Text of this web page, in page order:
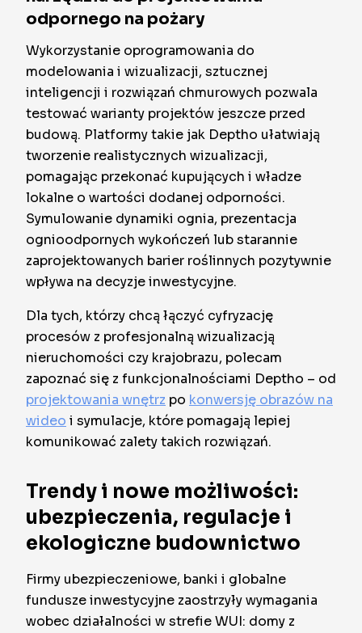
odpornego na pożary
Wykorzystanie oprogramowania do
modelowania i wizualizacji, sztucznej
inteligencji i rozwiązań chmurowych pozwala
testować warianty projektów jeszcze przed
budową. Platformy takie jak Deptho ułatwiają
tworzenie realistycznych wizualizacji,
pomagając przekonać kupujących i władze
lokalne o wartości dodanej odporności.
Symulowanie dynamiki ognia, prezentacja
ognioodpornych wykończeń lub starannie
zaprojektowanych barier roślinnych pozytywnie
wpływa na decyzje inwestycyjne.
Dla tych, którzy chcą łączyć cyfryzację
procesów z profesjonalną wizualizacją
nieruchomości czy krajobrazu, polecam
zapoznać się z funkcjonalnościami Deptho – od
projektowania wnętrz po konwersję obrazów na
wideo i symulacje, które pomagają lepiej
komunikować zalety takich rozwiązań.
Trendy i nowe możliwości:
ubezpieczenia, regulacje i
ekologiczne budownictwo
Firmy ubezpieczeniowe, banki i globalne
fundusze inwestycyjne zaostrzyły wymagania
wobec działalności w strefie WUI: domy z